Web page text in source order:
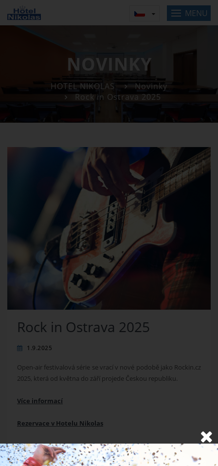
MENU
NOVINKY
HOTEL NIKOLAS
Novinky
Rock in Ostrava 2025
Rock in Ostrava 2025
1.9.2025
Open-air festivalová série se vrací v nové podobě jako Rockin.cz
2025, která od května do září projede Českou republiku.
Více informací
Rezervace v Hotelu Nikolas